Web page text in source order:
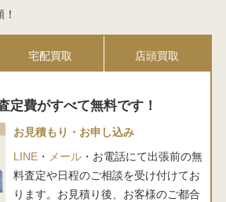
宅配買取 店頭買取
定費がすべて無料です！
お見積もり・お申し込み
LINE・ メール・お電話にて出張前の無
料査定や日程のご相談を受け付けてお
ります。お見積り後、お客様のご都合